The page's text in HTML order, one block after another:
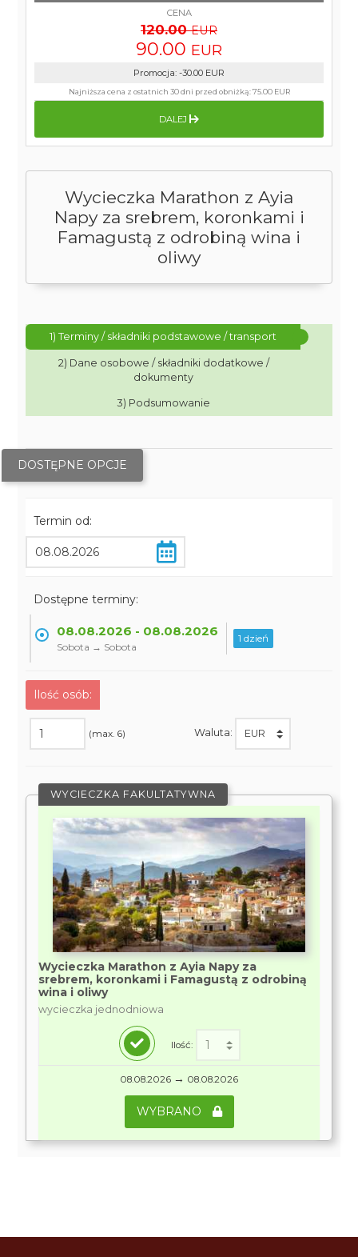
Wycieczka Marathon z Ayia
Napy za srebrem, koronkami i
Famagustą z odrobiną wina i
oliwy
1) Terminy / składniki podstawowe / transport
2) Dane osobowe / składniki dodatkowe /
dokumenty
3) Podsumowanie
DOSTĘPNE OPCJE
Termin od:
Dostępne terminy:
08.08.2026 - 08.08.2026
Sobota → Sobota
1 dzień
Ilość osób:
(max. 6) Waluta:
WYCIECZKA FAKULTATYWNA
Wycieczka Marathon z Ayia Napy za
srebrem, koronkami i Famagustą z odrobiną
wina i oliwy
wycieczka jednodniowa
Ilość:
08.08.2026 → 08.08.2026
WYBRANO
CENA
120.00 EUR
90.00 EUR
Promocja: -30.00 EUR
Najniższa cena z ostatnich 30 dni przed obniżką:75.00 EUR
DALEJ